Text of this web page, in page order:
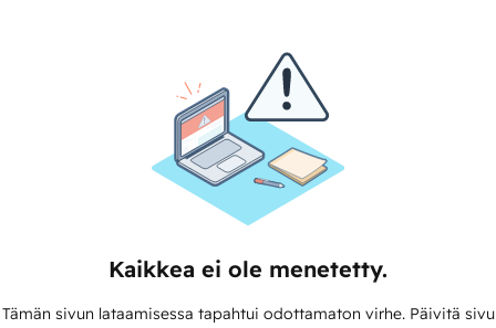
Kaikkea ei ole menetetty.
Tämän sivun lataamisessa tapahtui odottamaton virhe. Päivitä sivu